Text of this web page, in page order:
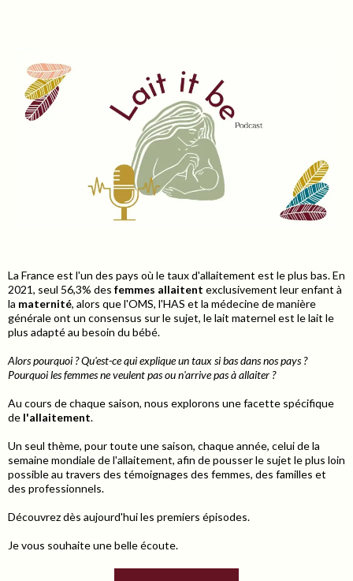
La France est l'un des pays où le taux d'allaitement est le plus bas. En
2021, seul 56,3% des femmes allaitent exclusivement leur enfant à
la maternité, alors que l'OMS, l'HAS et la médecine de manière
générale ont un consensus sur le sujet, le lait maternel est le lait le
plus adapté au besoin du bébé.
Alors pourquoi ? Qu'est-ce qui explique un taux si bas dans nos pays ?
Pourquoi les femmes ne veulent pas ou n'arrive pas à allaiter ?
Au cours de chaque saison, nous explorons une facette spécifique
de l'allaitement.
Un seul thème, pour toute une saison, chaque année, celui de la
semaine mondiale de l'allaitement, afin de pousser le sujet le plus loin
possible au travers des témoignages des femmes, des familles et
des professionnels.
Découvrez dès aujourd'hui les premiers épisodes.
Je vous souhaite une belle écoute.